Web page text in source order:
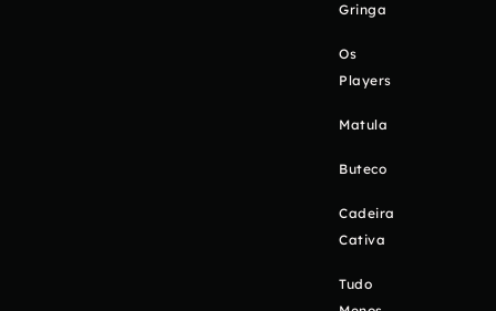
Gringa
Os
Players
Matula
Buteco
Cadeira
Cativa
Tudo